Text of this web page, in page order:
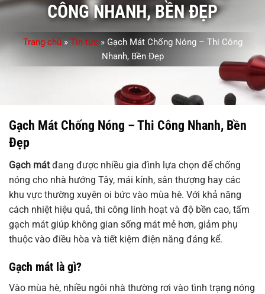
CÔNG NHANH, BỀN ĐẸP
Trang chủ» Tin tức» Gạch Mát Chống Nóng – Thi Công
Nhanh, Bền Đẹp
Gạch Mát Chống Nóng – Thi Công Nhanh, Bền
Đẹp
Gạch mátđang được nhiều gia đình lựa chọn để chống
nóng cho nhà hướng Tây, mái kính, sân thượng hay các
khu vực thường xuyên oi bức vào mùa hè. Với khả năng
cách nhiệt hiệu quả, thi công linh hoạt và độ bền cao, tấm
gạch mát giúp không gian sống mát mẻ hơn, giảm phụ
thuộc vào điều hòa và tiết kiệm điện năng đáng kể.
Gạch mát là gì?
Vào mùa hè, nhiều ngôi nhà thường rơi vào tình trạng nóng